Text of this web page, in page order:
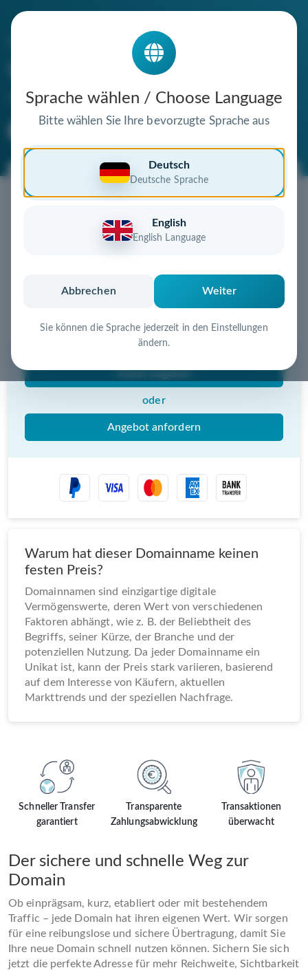
Sprache wählen / Choose Language
Bitte wählen Sie Ihre bevorzugte Sprache aus
Deutsch
Deutsche Sprache
English
English Language
Abbrechen Weiter
Sie können die Sprache jederzeit in den Einstellungen
ändern.
txt-webagentur.de
steht zum Verkauf
Schneller Transfer
garantiert
Transparente
Zahlungsabwicklung
Transaktionen
überwacht
Der sichere und schnelle Weg zur
Domain
Ob einprägsam, kurz, etabliert oder mit bestehendem
Traffic – jede Domain hat ihren eigenen Wert. Wir sorgen
für eine reibungslose und sichere Übertragung, damit Sie
Ihre neue Domain schnell nutzen können. Sichern Sie sich
jetzt die perfekte Adresse für mehr Reichweite, Sichtbarkeit
Jetzt diese Wunschdomain
Diese Domain könnte schon bald Ihnen gehören!
Schnell, sicher und unkompliziert zur eigenen
Gebot abgeben
oder
Angebot anfordern
Warum hat dieser Domainname keinen
festen Preis?
Domainnamen sind einzigartige digitale
Vermögenswerte, deren Wert von verschiedenen
Faktoren abhängt, wie z. B. der Beliebtheit des
Begriffs, seiner Kürze, der Branche und der
potenziellen Nutzung. Da jeder Domainname ein
Unikat ist, kann der Preis stark variieren, basierend
auf dem Interesse von Käufern, aktuellen
Markttrends und der speziellen Nachfrage.